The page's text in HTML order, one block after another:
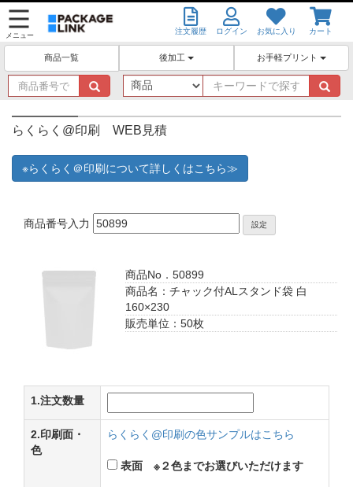
メニュー 注文履歴 ログイン お気に入り カート
商品一覧 後加工 お手軽プリント
商
品
番
号
す
キ
ー
ワ
らくらく@印刷 WEB見積
※らくらく＠印刷について詳しくはこちら≫
商品番号入力 設定
商品No．50899
商品名：チャック付ALスタンド袋 白
160×230
販売単位：50枚
1.注文数量
2.印刷面・
色
らくらく@印刷の色サンプルはこちら
表面 ※２色までお選びいただけます